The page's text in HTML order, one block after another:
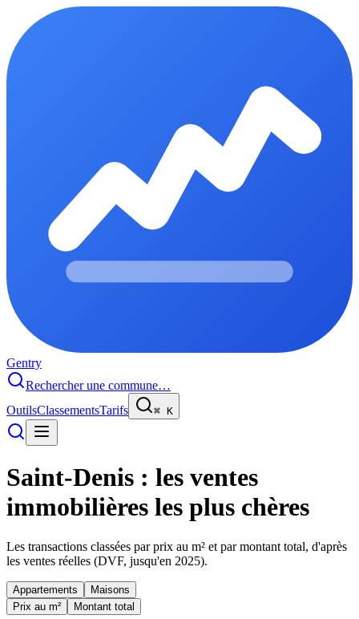
Gentry
Rechercher une commune…
OutilsClassementsTarifs ⌘ K
Saint-Denis : les ventes
immobilières les plus chères
Les transactions classées par prix au m² et par montant total, d'après
les ventes réelles (DVF, jusqu'en 2025).
Appartements
Maisons
Prix au m²
Montant total